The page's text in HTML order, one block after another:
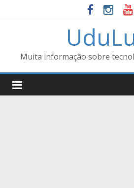
Muita informação sobre